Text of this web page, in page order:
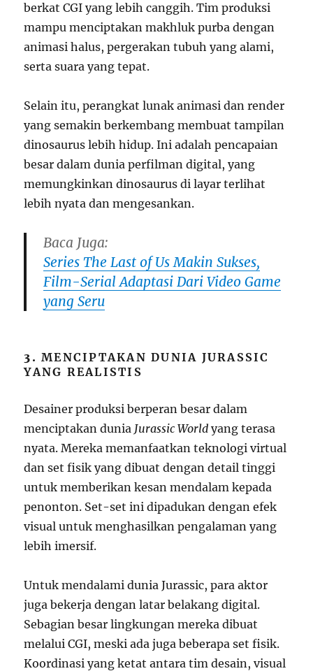
berkat CGI yang lebih canggih. Tim produksi
mampu menciptakan makhluk purba dengan
animasi halus, pergerakan tubuh yang alami,
serta suara yang tepat.
Selain itu, perangkat lunak animasi dan render
yang semakin berkembang membuat tampilan
dinosaurus lebih hidup. Ini adalah pencapaian
besar dalam dunia perfilman digital, yang
memungkinkan dinosaurus di layar terlihat
lebih nyata dan mengesankan.
Baca Juga:
Series The Last of Us Makin Sukses,
Film-Serial Adaptasi Dari Video Game
yang Seru
3.MENCIPTAKAN DUNIA JURASSIC
YANG REALISTIS
Desainer produksi berperan besar dalam
menciptakan dunia Jurassic World yang terasa
nyata. Mereka memanfaatkan teknologi virtual
dan set fisik yang dibuat dengan detail tinggi
untuk memberikan kesan mendalam kepada
penonton. Set-set ini dipadukan dengan efek
visual untuk menghasilkan pengalaman yang
lebih imersif.
Untuk mendalami dunia Jurassic, para aktor
juga bekerja dengan latar belakang digital.
Sebagian besar lingkungan mereka dibuat
melalui CGI, meski ada juga beberapa set fisik.
Koordinasi yang ketat antara tim desain, visual